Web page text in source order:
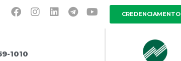
CREDENCIAMENTO
1010